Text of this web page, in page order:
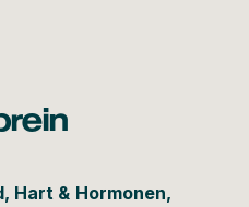
Hart & Hormonen,